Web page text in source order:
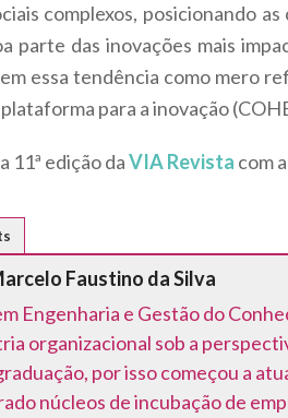
complexos, posicionando
parte das inovações mais
essa tendência como mero
para a inovação
11ª edição daVIA Revista com
Faustino da Silva
Engenharia e Gestão do
organizacional sob a
por isso começou a
núcleos de incubação de